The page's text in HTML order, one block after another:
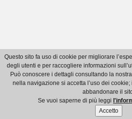
Questo sito fa uso di cookie per migliorare
degli utenti e per raccogliere informazioni
Può conoscere i dettagli consultando la
nella navigazione si accetta l’uso dei
abbandonare il
Se vuoi saperne di più leggi
Accetto